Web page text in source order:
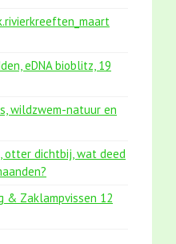
eDNA bioblitz, 19
wildzwem-natuur en
otter dichtbij, wat deed
& Zaklampvissen 12